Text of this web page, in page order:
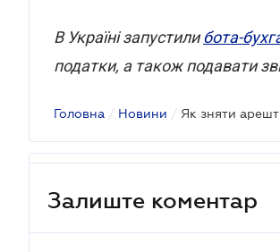
В Україні запустилибота-
податки, а також подавати
Головна / Новини / Як зняти
Залиште коментар